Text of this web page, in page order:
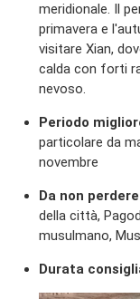
meridionale. Il
primavera e
visitare Xian,
calda con forti
nevoso.
Periodo
particolare da
novembre
Da non
della città,
musulmano,
Durata